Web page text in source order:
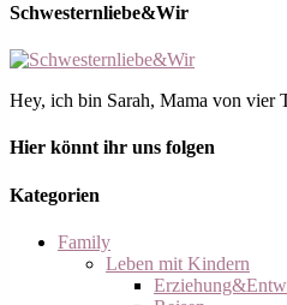
Schwesternliebe&Wir
Hey, ich bin Sarah, Mama von vier
Hier könnt ihr uns folgen
Kategorien
Family
Leben mit Kindern